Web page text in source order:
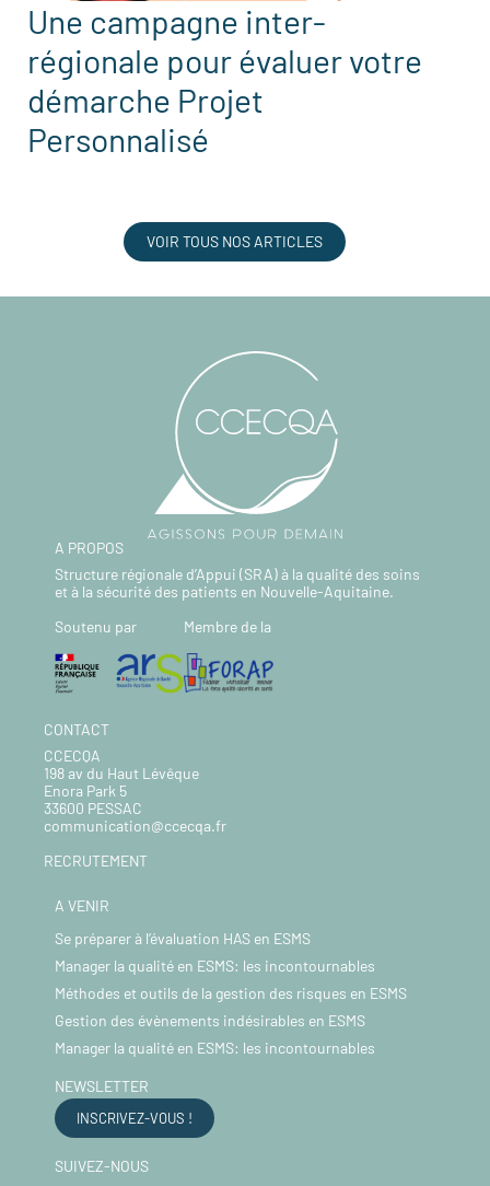
Une campagne inter-
régionale pour évaluer votre
démarche Projet
Personnalisé
VOIR TOUS NOS ARTICLES
A PROPOS
Structure régionale d’Appui (SRA) à la qualité des soins
et à la sécurité des patients en Nouvelle-Aquitaine.
Soutenu par
Membre de la
CONTACT
CCECQA
198 av du Haut Lévêque
Enora Park 5
33600 PESSAC
communication@ccecqa.fr
RECRUTEMENT
A VENIR
Se préparer à l’évaluation HAS en ESMS
Manager la qualité en ESMS: les incontournables
Méthodes et outils de la gestion des risques en ESMS
Gestion des évènements indésirables en ESMS
Manager la qualité en ESMS: les incontournables
NEWSLETTER
INSCRIVEZ-VOUS !
SUIVEZ-NOUS